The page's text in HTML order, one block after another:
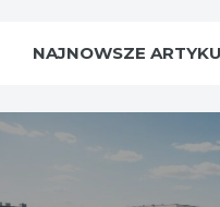
NAJNOWSZE